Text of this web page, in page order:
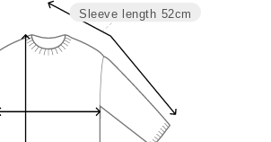
バスト
裄丈
56 100
108
Sleeve length 52cm